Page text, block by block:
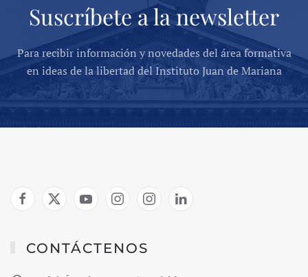
Suscríbete a la newsletter
Para recibir información y novedades del área formativa
en ideas de la libertad del Instituto Juan de Mariana
CONTÁCTENOS